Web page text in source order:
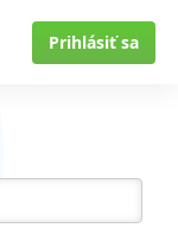
Prihlásiť sa